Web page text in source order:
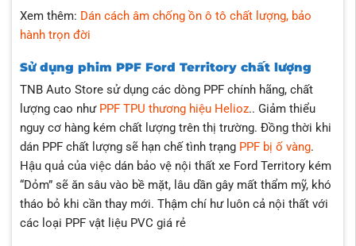
Xem thêm: Dán cách âm chống ồn ô tô chất lượng, bảo
hành trọn đời
Sử dụng phim PPF Ford Territory chất lượng
TNB Auto Store sử dụng các dòng PPF chính hãng, chất
lượng cao như PPF TPU thương hiệu Helioz.. Giảm thiểu
nguy cơ hàng kém chất lượng trên thị trường. Đồng thời khi
dán PPF chất lượng sẽ hạn chế tình trạng PPF bị ố vàng.
Hậu quả của việc dán bảo vệ nội thất xe Ford Territory kém
“Dỏm” sẽ ăn sâu vào bề mặt, lâu dần gây mất thẩm mỹ, khó
tháo bỏ khi cần thay mới. Thậm chí hư luôn cả nội thất với
các loại PPF vật liệu PVC giá rẻ